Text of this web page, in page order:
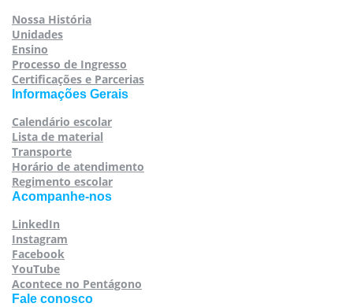
Nossa História
Unidades
Ensino
Processo de Ingresso
Certificações e Parcerias
Informações Gerais
Calendário escolar
Lista de material
Transporte
Horário de atendimento
Regimento escolar
Acompanhe-nos
LinkedIn
Instagram
Facebook
YouTube
Acontece no Pentágono
Fale conosco